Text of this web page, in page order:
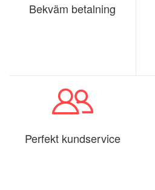
Bekväm betalning
Perfekt kundservice